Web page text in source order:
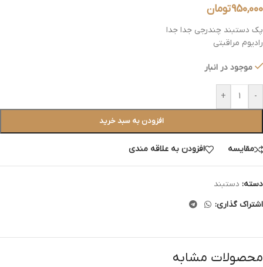
950,000تومان
پک دستبند چندرجی جدا جدا
رادیوم مراقبتی
موجود در انبار
-
+
افزودن به سبد خرید
مقایسه افزودن به علاقه مندی
دسته: دستبند
اشتراک گذاری:
محصولات مشابه